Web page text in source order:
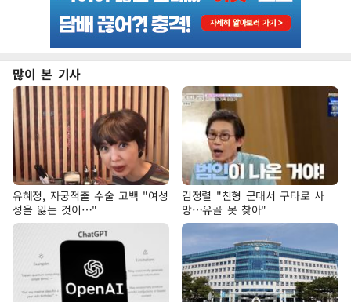
많이 본 기사
유혜정, 자궁적출 수술 고백 "여성
성을 잃는 것이…"
김정렬 "친형 군대서 구타로 사
망…유골 못 찾아"